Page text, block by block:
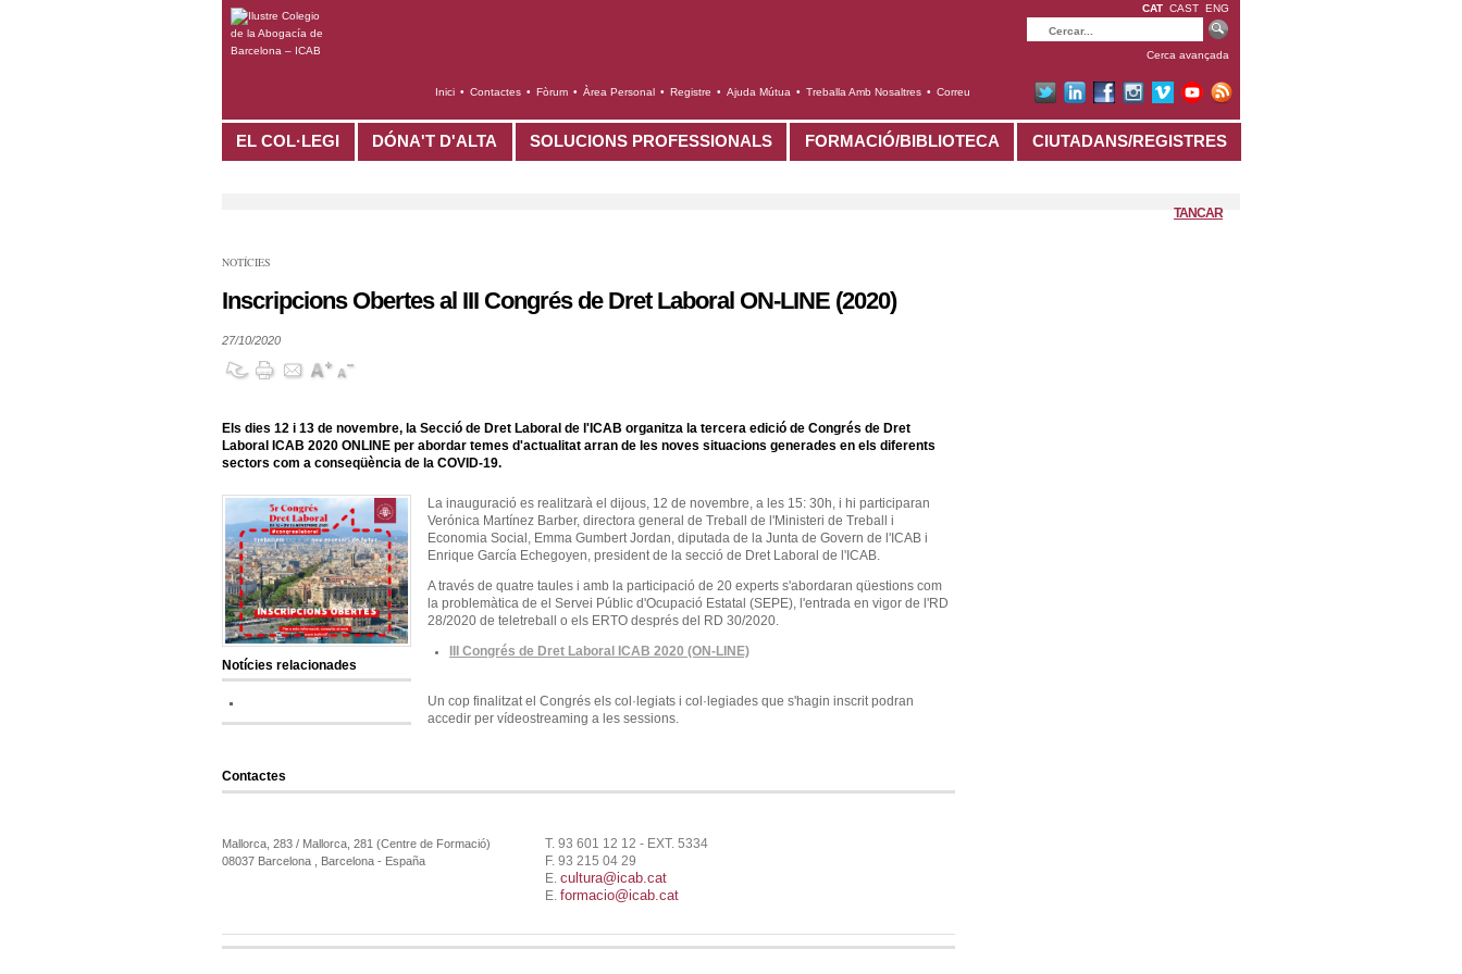
CAT CAST ENG
Cerca avançada
Inici • Contactes • Fòrum • Àrea Personal • Registre • Ajuda Mútua • Treballa Amb Nosaltres • Correu
EL COL·LEGI DÓNA'T D'ALTA SOLUCIONS PROFESSIONALS FORMACIÓ/BIBLIOTECA CIUTADANS/REGISTRES
TANCAR
NOTÍCIES
Inscripcions Obertes al III Congrés de Dret Laboral ON-LINE (2020)
27/10/2020
Els dies 12 i 13 de novembre, la Secció de Dret Laboral de l'ICAB organitza la tercera edició de Congrés de Dret
Laboral ICAB 2020 ONLINE per abordar temes d'actualitat arran de les noves situacions generades en els diferents
sectors com a conseqüència de la COVID-19.
Notícies relacionades
La inauguració es realitzarà el dijous, 12 de novembre, a les 15: 30h, i hi participaran
Verónica Martínez Barber, directora general de Treball de l'Ministeri de Treball i
Economia Social, Emma Gumbert Jordan, diputada de la Junta de Govern de l'ICAB i
Enrique García Echegoyen, president de la secció de Dret Laboral de l'ICAB.
A través de quatre taules i amb la participació de 20 experts s'abordaran qüestions com
la problemàtica de el Servei Públic d'Ocupació Estatal (SEPE), l'entrada en vigor de l'RD
28/2020 de teletreball o els ERTO després del RD 30/2020.
III Congrés de Dret Laboral ICAB 2020 (ON-LINE)
Un cop finalitzat el Congrés els col·legiats i col·legiades que s'hagin inscrit podran
accedir per vídeostreaming a les sessions.
Contactes
Mallorca, 283 / Mallorca, 281 (Centre de Formació)
08037 Barcelona , Barcelona - España
T. 93 601 12 12 - EXT. 5334
F. 93 215 04 29
E. cultura@icab.cat
E. formacio@icab.cat